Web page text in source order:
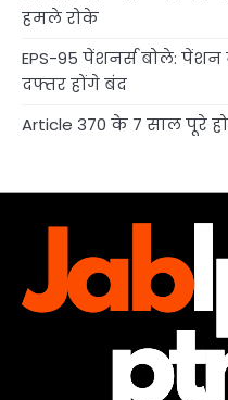
हमले रोके
EPS-95 पेंशनर्स बोले: पेंशन
दफ्तर होंगे बंद
Article 370 के 7 साल पूरे